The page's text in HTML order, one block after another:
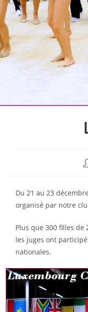
Du 21 au 23
organisé par notre
Plus que 300 filles de
les juges ont
nationales.